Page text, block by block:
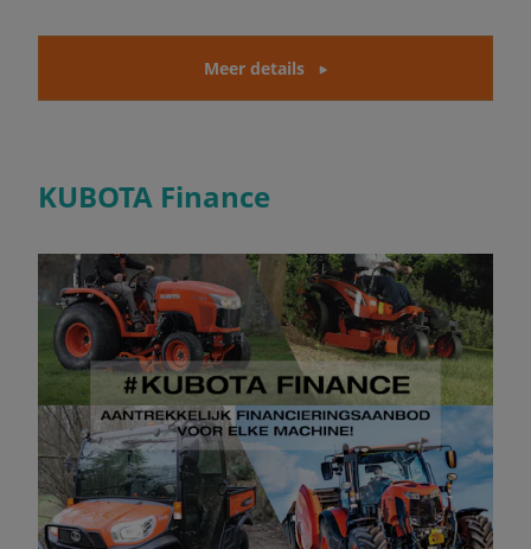
Meer details
KUBOTA Finance